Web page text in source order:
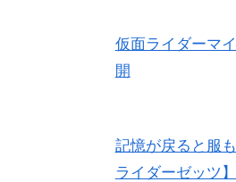
仮面ライダーマ
開
記憶が戻ると服
ライダーゼッツ】